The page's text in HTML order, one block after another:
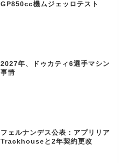
GP850cc機ムジェッロテスト
2027年、ドゥカティ6選手マシン
事情
フェルナンデス公表：アプリリア
Trackhouseと2年契約更改